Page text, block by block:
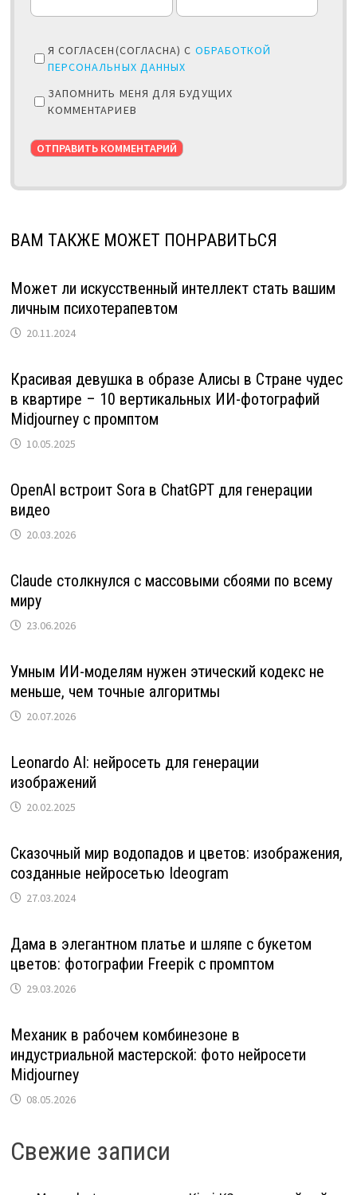
Я СОГЛАСЕН(СОГЛАСНА) С ОБРАБОТКОЙ
ПЕРСОНАЛЬНЫХ ДАННЫХ
ЗАПОМНИТЬ МЕНЯ ДЛЯ БУДУЩИХ
КОММЕНТАРИЕВ
ВАМ ТАКЖЕ МОЖЕТ ПОНРАВИТЬСЯ
Может ли искусственный интеллект стать вашим
личным психотерапевтом
20.11.2024
Красивая девушка в образе Алисы в Стране чудес
в квартире – 10 вертикальных ИИ-фотографий
Midjourney с промптом
10.05.2025
OpenAI встроит Sora в ChatGPT для генерации
видео
20.03.2026
Claude столкнулся с массовыми сбоями по всему
миру
23.06.2026
Умным ИИ-моделям нужен этический кодекс не
меньше, чем точные алгоритмы
20.07.2026
Leonardo AI: нейросеть для генерации
изображений
20.02.2025
Сказочный мир водопадов и цветов: изображения,
созданные нейросетью Ideogram
27.03.2024
Дама в элегантном платье и шляпе с букетом
цветов: фотографии Freepik с промптом
29.03.2026
Механик в рабочем комбинезоне в
индустриальной мастерской: фото нейросети
Midjourney
08.05.2026
Свежие записи